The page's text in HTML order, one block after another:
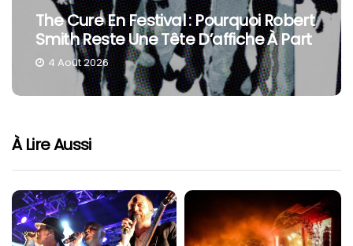
The Cure En Festival : Pourquoi Robert
Smith Reste Une Tête D’affiche À Part
4 Août 2026
À Lire Aussi